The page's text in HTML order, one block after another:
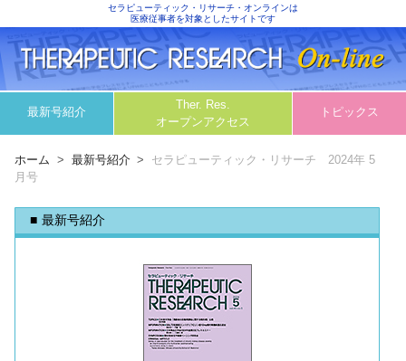
セラピューティック・リサーチ・オンラインは
医療従事者を対象としたサイトです
最新号紹介
Ther. Res.
オープンアクセス
トピックス
ホーム 最新号紹介
セラピューティック・リサーチ 2024年 5
月号
最新号紹介